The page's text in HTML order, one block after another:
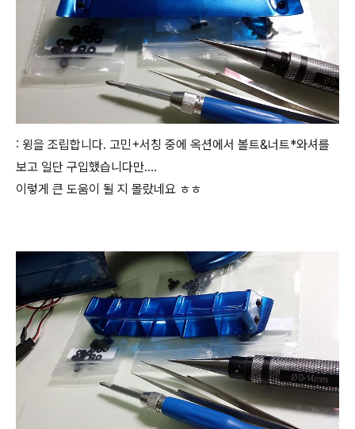
: 윙을 조립합니다. 고민+서칭 중에 옥션에서 볼트&너트*와셔를
보고 일단 구입했습니다만....
이렇게 큰 도움이 될 지 몰랐네요 ㅎㅎ